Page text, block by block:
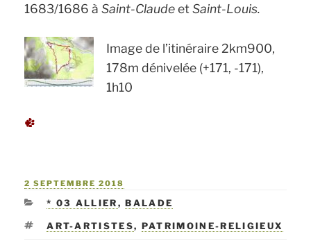
1683/1686 àSaint-ClaudeetSaint-Louis.
Image de l’itinéraire 2km900,
178m dénivelée (+171, -171),
1h10
PUBLIÉ
2 SEPTEMBRE 2018
CATÉGORIES
* 03 ALLIER ,BALADE
ÉTIQUETTES
ART-ARTISTES, PATRIMOINE-RELIGIEUX